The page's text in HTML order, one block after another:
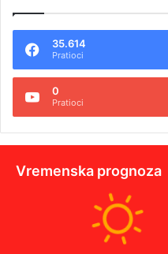
35.614
Pratioci
0
Pratioci
Vremenska prognoza